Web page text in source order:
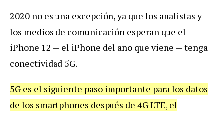
2020 no es una excepción, ya que los analistas y
los medios de comunicación esperan que el
iPhone 12 — el iPhone del año que viene — tenga
conectividad 5G.
5G es el siguiente paso importante para los datos
de los smartphones después de 4G LTE, el